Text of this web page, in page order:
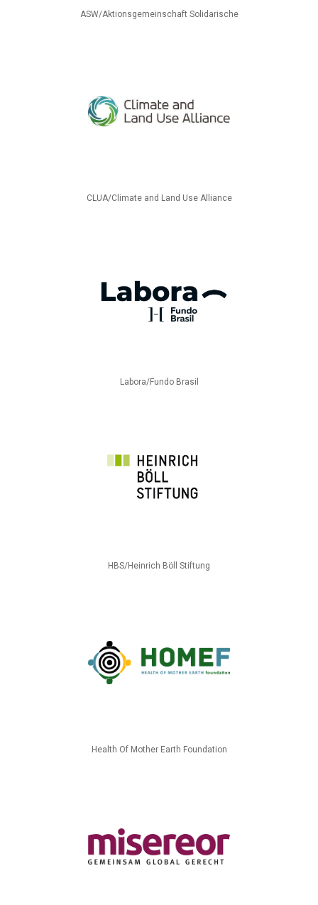
ASW/Aktionsgemeinschaft Solidarische
CLUA/Climate and Land Use Alliance
Labora/Fundo Brasil
HBS/Heinrich Böll Stiftung
Health Of Mother Earth Foundation